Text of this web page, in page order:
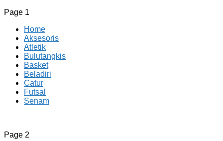
Page 1
Home
Aksesoris
Atletik
Bulutangkis
Basket
Beladiri
Catur
Futsal
Senam
CV JAYA BERSAMA Co Id
Menyediakan Semua Perlengkapan Olahraga Yang
Page 2